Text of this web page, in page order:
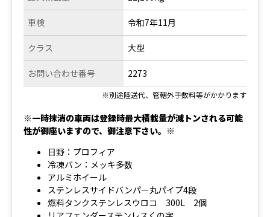
車検
クラス
お問い合わせ番号
令和7年11月
大型
2273
※別途陸送代、管轄外手数料等がかかります
※一時抹消の車両は登録時最大積載量が減トンされる可能
性が御座いますので、御注意下さい。※
日野：プロフィア
冷凍バン：メッキ多数
アルミホイール
ステンレスサイドバンパー丸パイプ4段
燃料タンクステンレスウロコ 300L 2個